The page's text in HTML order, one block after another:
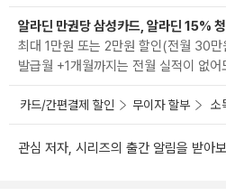
알라딘 만권당 삼성카드, 알라딘 15%
최대 1만원 또는 2만원 할인(전월 30
발급월 +1개월까지는 전월 실적이 없
카드/간편결제 할인 무이자 할부 소
관심 저자, 시리즈의 출간 알림을 받아